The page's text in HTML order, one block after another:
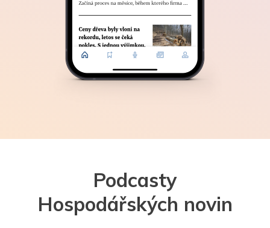
Podcasty
Hospodářských novin